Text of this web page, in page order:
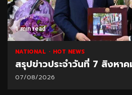
1 min read
NATIONAL HOT NEWS
สรุปข่าวประจำวันที่ 7 สิงหา
07/08/2026